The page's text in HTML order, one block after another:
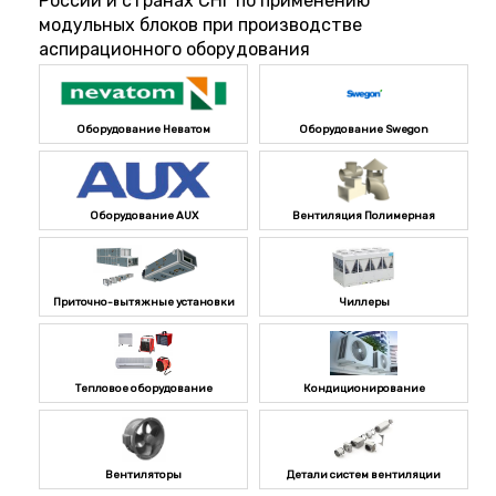
модульных блоков при производстве
аспирационного оборудования
Оборудование Неватом Оборудование Swegon
Оборудование AUX Вентиляция Полимерная
Приточно-вытяжные установки Чиллеры
Тепловое оборудование Кондиционирование
Вентиляторы Детали систем вентиляции